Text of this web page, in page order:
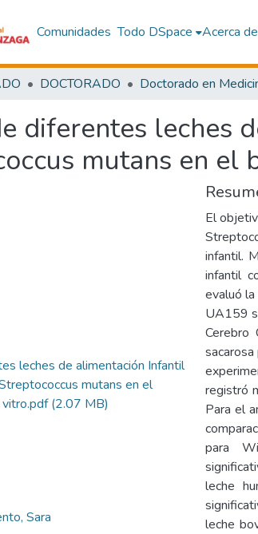
Comunidades Todo DSpace Acerca
DOCTORADO Doctorado en
diferentes leches
mutans en el
leches de alimentación Infantil
mutans en el
vitro.pdf(2.07 MB)
Sara
El
infantil.
infantil
evaluó
UA159
Cerebro
registró
Para el
para
leche
leche